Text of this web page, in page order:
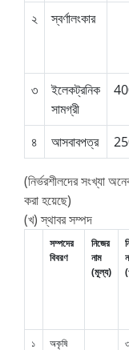
২
স্বর্ণালংকার
৩
ইলেকট্রনিক
সামগ্রী
৪ আসবাবপত্র
(নির্ভরশীলদের সংখ্যা
করা হয়েছে)
(খ) স্থাবর সম্পদ
সম্পদের
বিবরণ
নিজের
নাম
(মূল্য)
১ অকৃষি